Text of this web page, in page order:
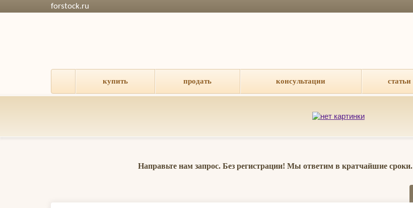
forstock.ru
купить продать консультации статьи
Направьте нам запрос. Без регистрации! Мы ответим в кратчайшие сроки.